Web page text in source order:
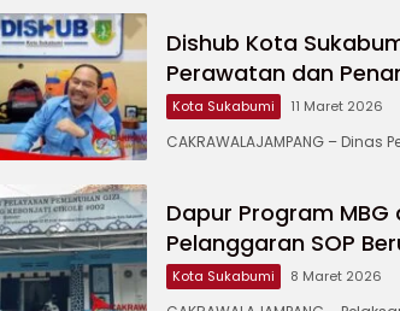
Dishub Kota
Perawatan dan
Kota Sukabumi 11 Maret 2026
CAKRAWALAJAMPANG –
Dapur Program
Pelanggaran SOP
Kota Sukabumi 8 Maret 2026